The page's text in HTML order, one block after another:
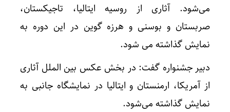
می‌شود. آثاری از روسیه ایتالیا، تاجیکستان،
صربستان و بوسنی و هرزه گوین در این دوره به
نمایش گذاشته می شود.
دبیر جشنواره گفت: در بخش عکس بین الملل آثاری
از آمریکا، ارمنستان و ایتالیا در نمایشگاه جانبی به
نمایش گذاشته می‌شود.